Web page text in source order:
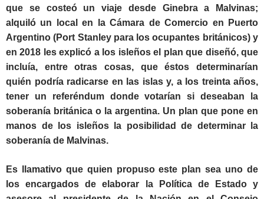
que se costeó un viaje desde Ginebra a Malvinas;
alquiló un local en la Cámara de Comercio en Puerto
Argentino (Port Stanley para los ocupantes británicos) y
en 2018 les explicó a los isleños el plan que diseñó, que
incluía, entre otras cosas, que éstos determinarían
quién podría radicarse en las islas y, a los treinta años,
tener un referéndum donde votarían si deseaban la
soberanía británica o la argentina. Un plan que pone en
manos de los isleños la posibilidad de determinar la
soberanía de Malvinas.
Es llamativo que quien propuso este plan sea uno de
los encargados de elaborar la Política de Estado y